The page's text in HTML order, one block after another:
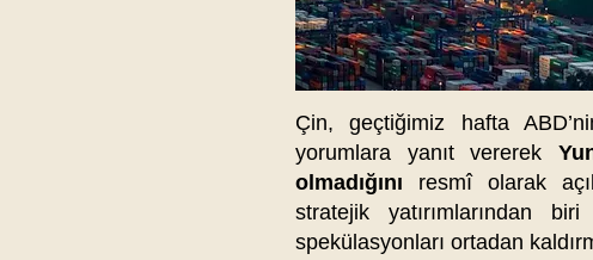
Çin, geçtiğimiz hafta
yorumlara yanıt vererek
olmadığını resmî olarak
stratejik yatırımlarından
spekülasyonları ortadan